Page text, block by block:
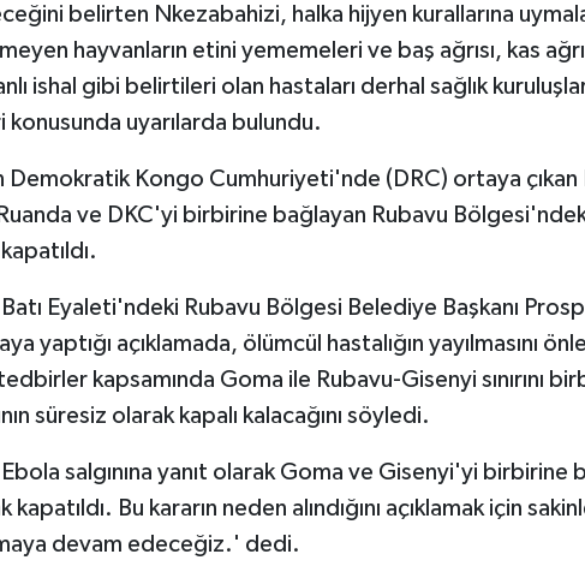
belirten Nkezabahizi, halka hijyen kurallarına
hayvanların etini yememeleri ve baş ağrısı, kas
ishal gibi belirtileri olan hastaları derhal sağlık
uyarılarda bulundu.
Kongo Cumhuriyeti'nde (DRC) ortaya çıkan
ve DKC'yi birbirine bağlayan Rubavu Bölgesi'ndeki
Batı Eyaleti'ndeki Rubavu Bölgesi Belediye Başkanı
yaptığı açıklamada, ölümcül hastalığın yayılmasını
kapsamında Goma ile Rubavu-Gisenyi sınırını
süresiz olarak kapalı kalacağını söyledi.
salgınına yanıt olarak Goma ve Gisenyi'yi birbirine
Bu kararın neden alındığını açıklamak için
devam edeceğiz.' dedi.